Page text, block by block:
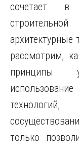
сочетает в
рассмотрим,
принципы
только